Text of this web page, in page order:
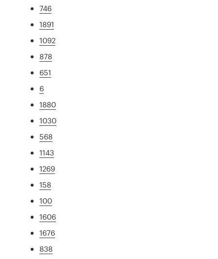
746
1891
1092
878
651
6
1880
1030
568
1143
1269
158
100
1606
1676
838